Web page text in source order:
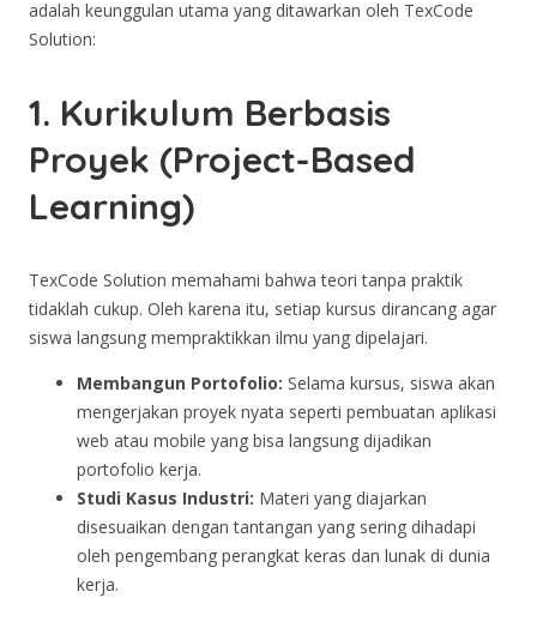
adalah keunggulan utama yang ditawarkan oleh TexCode
Solution:
1. Kurikulum Berbasis
Proyek (Project-Based
Learning)
TexCode Solution memahami bahwa teori tanpa praktik
tidaklah cukup. Oleh karena itu, setiap kursus dirancang agar
siswa langsung mempraktikkan ilmu yang dipelajari.
Membangun Portofolio: Selama kursus, siswa akan
mengerjakan proyek nyata seperti pembuatan aplikasi
web atau mobile yang bisa langsung dijadikan
portofolio kerja.
Studi Kasus Industri: Materi yang diajarkan
disesuaikan dengan tantangan yang sering dihadapi
oleh pengembang perangkat keras dan lunak di dunia
kerja.